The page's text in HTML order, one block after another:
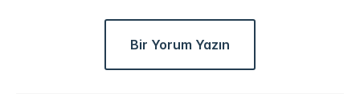
Bir Yorum Yazın